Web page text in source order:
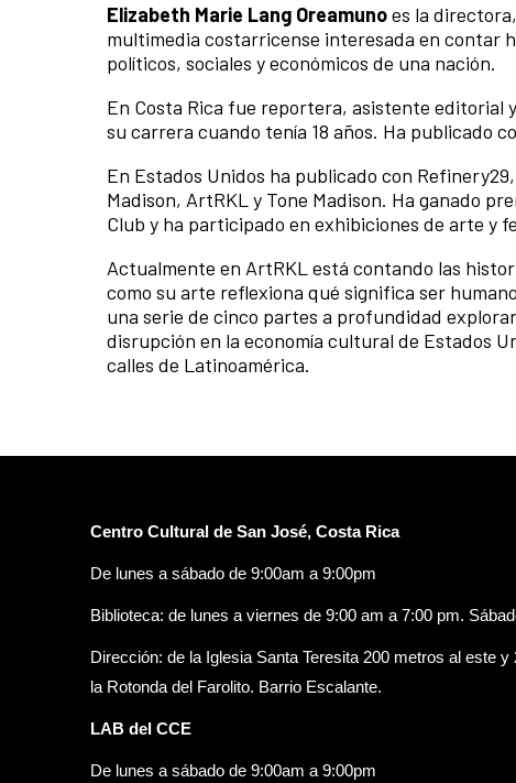
Elizabeth Marie Lang Oreamunoes la
multimedia costarricense interesada en contar
políticos, sociales y económicos de una nación.
En Costa Rica fue reportera, asistente editorial
su carrera cuando tenía 18 años. Ha publicado
En Estados Unidos ha publicado con
Madison, ArtRKL y Tone Madison. Ha ganado
Club y ha participado en exhibiciones de arte y
Actualmente en ArtRKL está contando las
como su arte reflexiona qué significa ser
una serie de cinco partes a profundidad
disrupción en la economía cultural de Estados
calles de Latinoamérica.
Centro Cultural de San José, Costa Rica
De lunes a sábado de 9:00am a 9:00pm
Biblioteca: de lunes a viernes de 9:00 am a 7:00 pm.
Dirección: de la Iglesia Santa Teresita 200 metros al este
la Rotonda del Farolito. Barrio Escalante.
LAB del CCE
De lunes a sábado de 9:00am a 9:00pm